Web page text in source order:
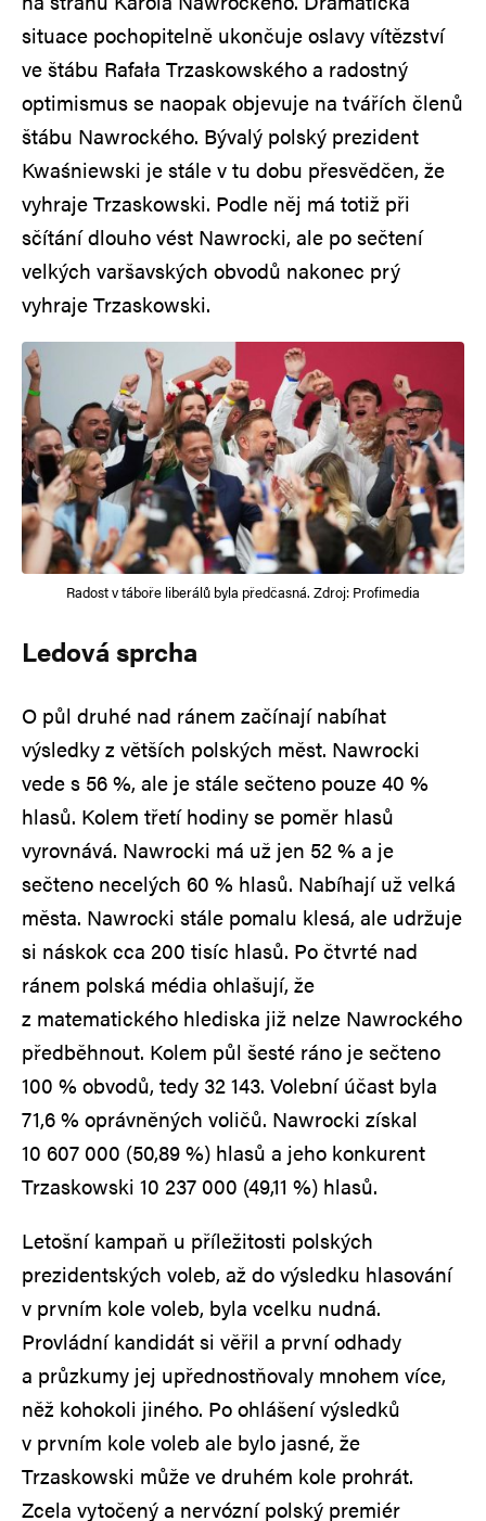
situace pochopitelně ukončuje oslavy vítězství
ve štábu Rafała Trzaskowského a radostný
optimismus se naopak objevuje na tvářích členů
štábu Nawrockého. Bývalý polský prezident
Kwaśniewski je stále v tu dobu přesvědčen, že
vyhraje Trzaskowski. Podle něj má totiž při
sčítání dlouho vést Nawrocki, ale po sečtení
velkých varšavských obvodů nakonec prý
vyhraje Trzaskowski.
Radost v táboře liberálů byla předčasná. Zdroj: Profimedia
Ledová sprcha
O půl druhé nad ránem začínají nabíhat
výsledky z větších polských měst. Nawrocki
vede s 56 %, ale je stále sečteno pouze 40 %
hlasů. Kolem třetí hodiny se poměr hlasů
vyrovnává. Nawrocki má už jen 52 % a je
sečteno necelých 60 % hlasů. Nabíhají už velká
města. Nawrocki stále pomalu klesá, ale udržuje
si náskok cca 200 tisíc hlasů. Po čtvrté nad
ránem polská média ohlašují, že
z matematického hlediska již nelze Nawrockého
předběhnout. Kolem půl šesté ráno je sečteno
100 % obvodů, tedy 32 143. Volební účast byla
71,6 % oprávněných voličů. Nawrocki získal
10 607 000 (50,89 %) hlasů a jeho konkurent
Trzaskowski 10 237 000 (49,11 %) hlasů.
Letošní kampaň u příležitosti polských
prezidentských voleb, až do výsledku hlasování
v prvním kole voleb, byla vcelku nudná.
Provládní kandidát si věřil a první odhady
a průzkumy jej upřednostňovaly mnohem více,
něž kohokoli jiného. Po ohlášení výsledků
v prvním kole voleb ale bylo jasné, že
Trzaskowski může ve druhém kole prohrát.
Zcela vytočený a nervózní polský premiér